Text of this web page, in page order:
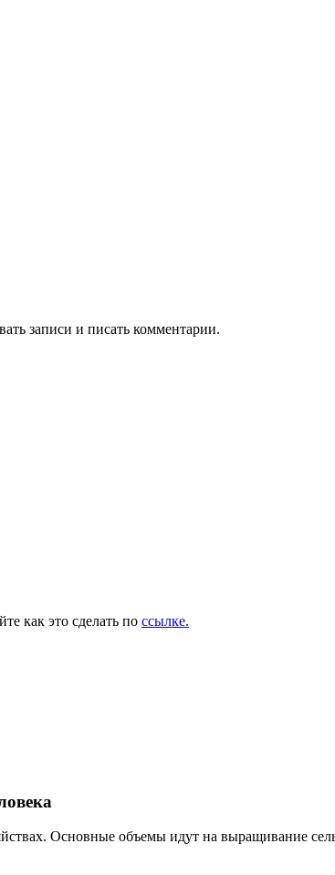
записи и писать комментарии.
как это сделать по ссылке.
Основные объемы идут на выращивание